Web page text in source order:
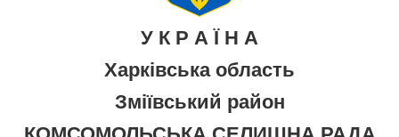
У К Р А Ї Н А
Харківська область
Зміївський район